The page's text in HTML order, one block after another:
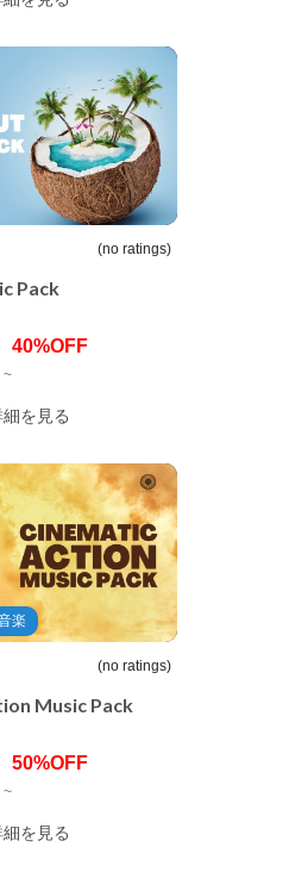
(no ratings)
Pack
40%OFF
~
細を見る
AssetStore
楽
(no ratings)
Music Pack
50%OFF
~
細を見る
AssetStore